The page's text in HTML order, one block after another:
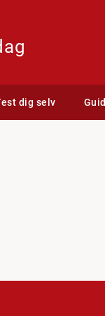
dig selv